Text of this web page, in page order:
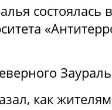
состоялась
как